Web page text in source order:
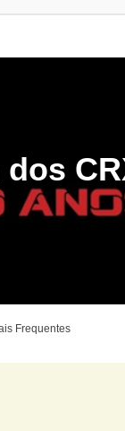
dos
Frequentes